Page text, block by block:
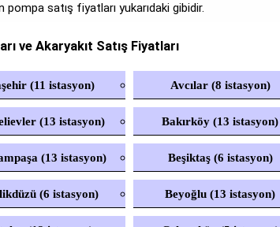
satış fiyatları yukarıdaki gibidir.
ve Akaryakıt Satış Fiyatları
(11 istasyon) Avcılar (8 istasyon)
(13 istasyon) Bakırköy (13 istasyon)
(13 istasyon) Beşiktaş (6 istasyon)
(6 istasyon) Beyoğlu (13 istasyon)